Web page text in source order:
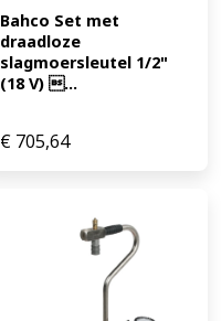
Bahco Set met
draadloze
slagmoersleutel 1/2"
(18 V) ...
€ 705,64